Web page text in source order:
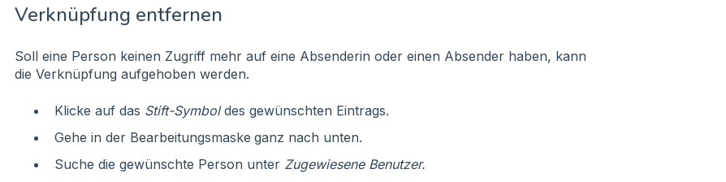
Verknüpfung entfernen
Soll eine Person keinen Zugriff mehr auf eine Absenderin oder einen Absender haben, kann
die Verknüpfung aufgehoben werden.
Klicke auf das Stift-Symboldes gewünschten Eintrags.
Gehe in der Bearbeitungsmaske ganz nach unten.
Suche die gewünschte Person unter Zugewiesene Benutzer.